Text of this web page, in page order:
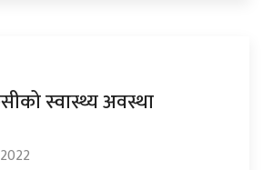
स्वास्थ्य अवस्था